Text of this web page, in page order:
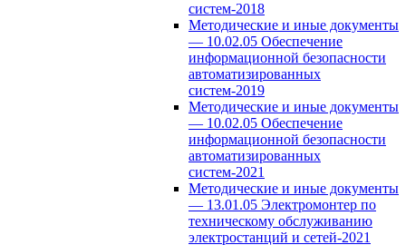
систем-2018
Методические и иные документы
— 10.02.05 Обеспечение
информационной безопасности
автоматизированных
систем-2019
Методические и иные документы
— 10.02.05 Обеспечение
информационной безопасности
автоматизированных
систем-2021
Методические и иные документы
— 13.01.05 Электромонтер по
техническому обслуживанию
электростанций и сетей-2021